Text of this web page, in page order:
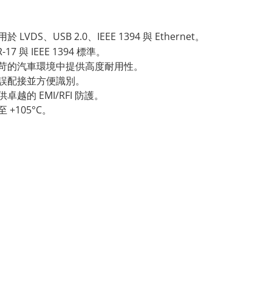
LVDS、USB 2.0、IEEE 1394 與 Ethernet。
與 IEEE 1394 標準。
汽車環境中提供高度耐用性。
接並方便識別。
越的 EMI/RFI 防護。
+105°C。